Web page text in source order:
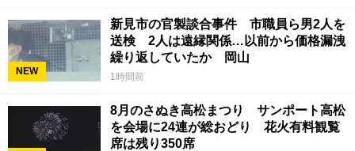
NEW
新見市の官製談合事件 市職員ら男2人を
送検 2人は遠縁関係…以前から価格漏洩
繰り返していたか 岡山
1時間前
8月のさぬき高松まつり サンポート高松
を会場に24連が総おどり 花火有料観覧
席は残り350席